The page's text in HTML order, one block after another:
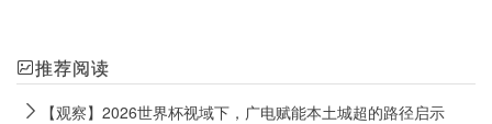
推荐阅读
【观察】2026世界杯视域下，广电赋能本土城超的路径启示